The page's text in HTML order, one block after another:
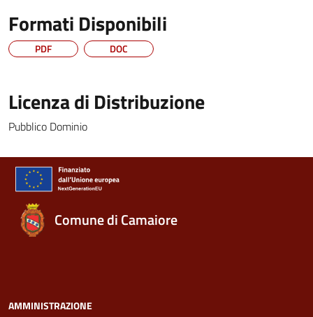
Formati Disponibili
PDF DOC
Licenza di Distribuzione
Pubblico Dominio
Comune di Camaiore
AMMINISTRAZIONE